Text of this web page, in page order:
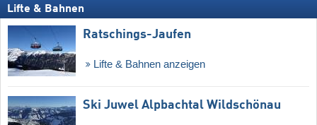
Lifte & Bahnen
Ratschings-Jaufen
Lifte & Bahnen anzeigen
Ski Juwel Alpbachtal Wildschönau